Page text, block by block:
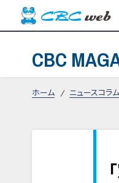
CBC
ホーム ニュースコラム